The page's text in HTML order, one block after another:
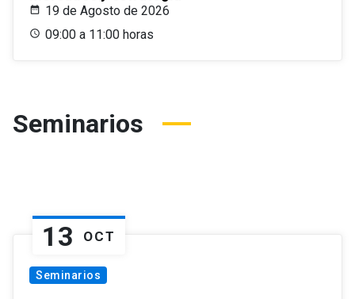
19 de Agosto de 2026
09:00 a 11:00 horas
Seminarios
13 OCT
Seminarios